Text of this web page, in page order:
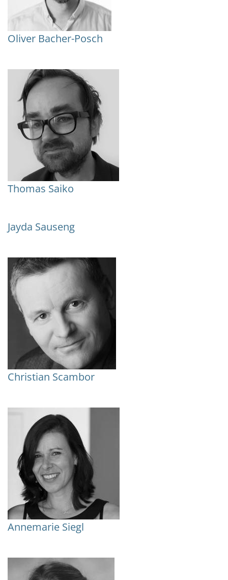
Oliver Bacher-Posch
Thomas Saiko
Jayda Sauseng
Christian Scambor
Annemarie Siegl